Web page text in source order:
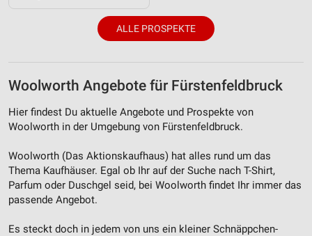
ALLE PROSPEKTE
Woolworth Angebote für Fürstenfeldbruck
Hier findest Du aktuelle Angebote und Prospekte von
Woolworth in der Umgebung von Fürstenfeldbruck.
Woolworth (Das Aktionskaufhaus) hat alles rund um das
Thema Kaufhäuser. Egal ob Ihr auf der Suche nach T-Shirt,
Parfum oder Duschgel seid, bei Woolworth findet Ihr immer das
passende Angebot.
Es steckt doch in jedem von uns ein kleiner Schnäppchen-